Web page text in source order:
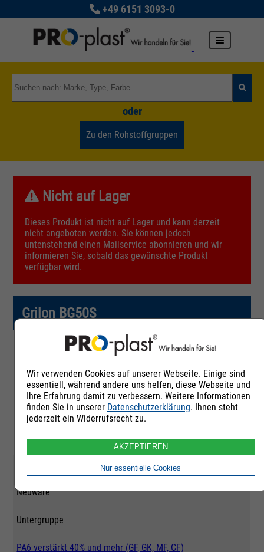
+49 6151 3093-0
oder
Zu den Rohstoffgruppen
Nicht auf Lager
Dieses Produkt ist nicht auf Lager und kann derzeit
nicht angeboten werden. Sie können jedoch
untenstehend einen Mailservice abonnieren und wir
informieren Sie, sobald das gewünschte Produkt
verfügbar wird.
Grilon BG50S
Artikelnummer
239763
Rohstoffgruppe
Neuware
Untergruppe
PA6 verstärkt 40% und mehr (GF, GK, MF, CF)
Wir verwenden Cookies auf unserer Webseite. Einige sind
essentiell, während andere uns helfen, diese Webseite und
Ihre Erfahrung damit zu verbessern. Weitere Informationen
finden Sie in unserer Datenschutzerklärung. Ihnen steht
jederzeit ein Widerrufsrecht zu.
AKZEPTIEREN
Nur essentielle Cookies